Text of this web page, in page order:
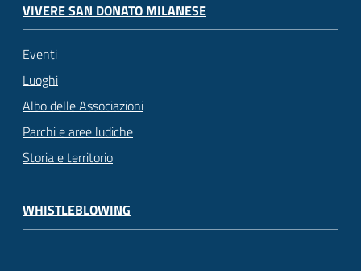
VIVERE SAN DONATO MILANESE
Eventi
Luoghi
Albo delle Associazioni
Parchi e aree ludiche
Storia e territorio
WHISTLEBLOWING